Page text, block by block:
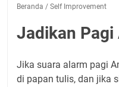
Beranda / Self Improvement
Jadikan Pagi
Jika suara alarm pagi
di papan tulis, dan jika